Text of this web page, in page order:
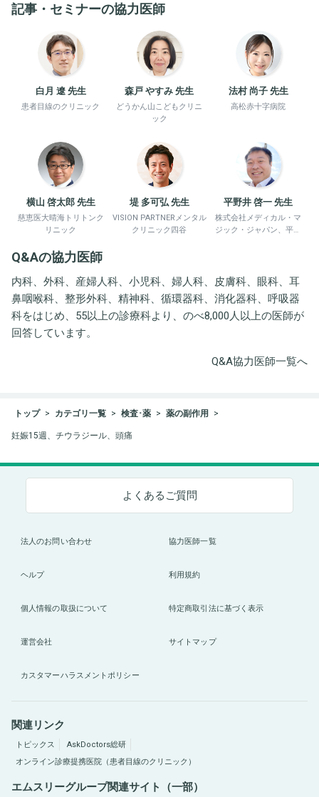
記事・セミナーの協力医師
白月 遼 先生
患者目線のクリニック
森戸 やすみ 先生
どうかん山こどもクリニ
ック
法村 尚子 先生
高松赤十字病院
横山 啓太郎 先生
慈恵医大晴海トリトンク
リニック
堤 多可弘 先生
VISION PARTNERメンタル
クリニック四谷
平野井 啓一 先生
株式会社メディカル・マ
ジック・ジャパン、平野
Q&Aの協力医師
内科、外科、産婦人科、小児科、婦人科、皮膚科、眼科、耳
鼻咽喉科、整形外科、精神科、循環器科、消化器科、呼吸器
科をはじめ、55以上の診療科より、のべ8,000人以上の医師が
回答しています。
Q&A協力医師一覧へ
トップ カテゴリ一覧 検査･薬 薬の副作用
妊娠15週、チウラジール、頭痛
よくあるご質問
法人のお問い合わせ 協力医師一覧
ヘルプ 利用規約
個人情報の取扱について 特定商取引法に基づく表示
運営会社 サイトマップ
カスタマーハラスメントポリシー
関連リンク
トピックス
AskDoctors総研
オンライン診療提携医院（患者目線のクリニック）
エムスリーグループ関連サイト（一部）